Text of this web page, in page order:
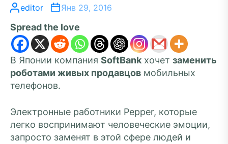
editor Янв 29, 2016
Spread the love
В Японии компания SoftBank хочет заменить
роботами живых продавцов мобильных
телефонов.
Электронные работники Pepper, которые
легко воспринимают человеческие эмоции,
запросто заменят в этой сфере людей и